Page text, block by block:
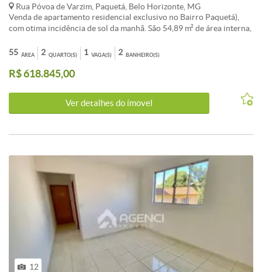
Rua Póvoa de Varzim, Paquetá, Belo Horizonte, MG
Venda de apartamento residencial exclusivo no Bairro Paquetá),
com otima incidência de sol da manhã. São 54,89 m² de área interna,
área de serviço. O imóvel conta com excelente acabamento
diferenciado. e infraestrutura para comodidade e segurança: água
individual, gás canalizado, interfone etc. Condomínio com lazer
playground, salão de festas e espaço gourmet. Os valores e demais
informações poderão sofrer alterações sem aviso prévio.
ÁREA
55 QUARTO(S)
2 VAGA(S)
1 BANHEIRO(S)
2
R$ 618.845,00
Ver detalhes do ímovel
12